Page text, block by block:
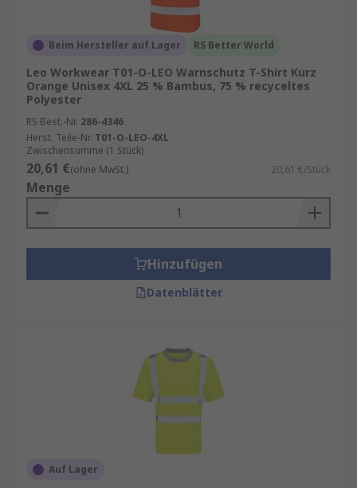
Beim Hersteller auf Lager RS Better World
Leo Workwear T01-O-LEO Warnschutz T-Shirt Kurz
Orange Unisex 4XL 25 % Bambus, 75 % recyceltes
Polyester
RS Best.-Nr. 286-4346
Herst. Teile-Nr. T01-O-LEO-4XL
Zwischensumme (1 Stück)
20,61 €(ohne MwSt.) 20,61 €/Stück
Menge
Hinzufügen
Datenblätter
Auf Lager